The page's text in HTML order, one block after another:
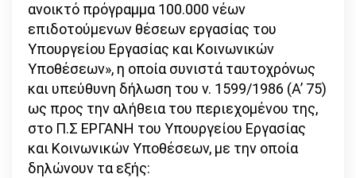
ανοικτό πρόγραμμα 100.000 νέων
επιδοτούμενων θέσεων εργασίας του
Υπουργείου Εργασίας και Κοινωνικών
Υποθέσεων», η οποία συνιστά ταυτοχρόνως
και υπεύθυνη δήλωση του ν. 1599/1986 (Α’ 75)
ως προς την αλήθεια του περιεχομένου της,
στο Π.Σ ΕΡΓΑΝΗ του Υπουργείου Εργασίας
και Κοινωνικών Υποθέσεων, με την οποία
δηλώνουν τα εξής: